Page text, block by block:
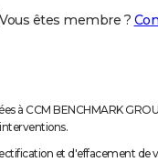
Vous êtes membre ?
à CCM BENCHMARK
et d'effacement de